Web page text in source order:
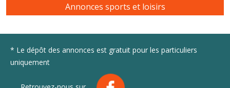
Annonces sports et loisirs
* Le dépôt des annonces est gratuit pour les particuliers
uniquement